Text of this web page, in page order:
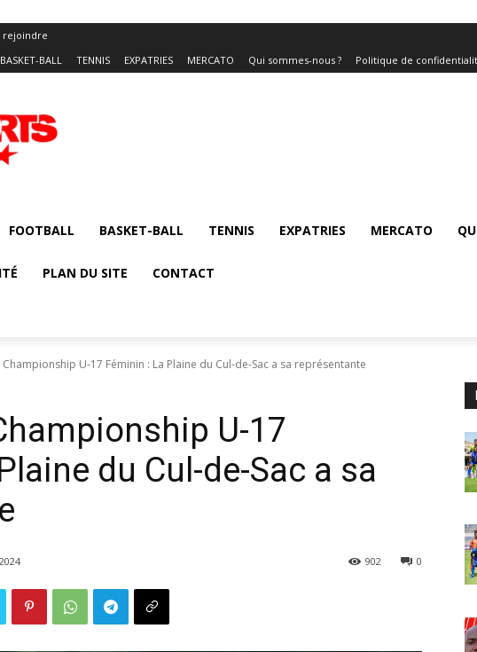
rejoindre
BASKET-BALL TENNIS EXPATRIES MERCATO Qui sommes-nous ? Politique de
FOOTBALL BASKET-BALL TENNIS EXPATRIES MERCATO
PLAN DU SITE CONTACT
Championship U-17 Féminin : La Plaine du Cul-de-Sac a sa représentante
U-17
du Cul-de-Sac a sa
0
902